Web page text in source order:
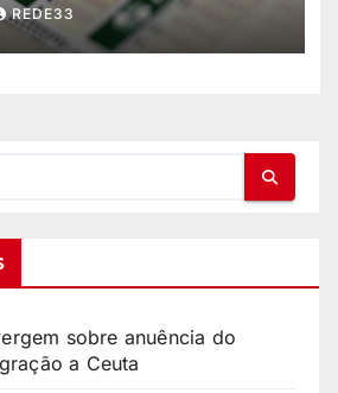
REDE33
sobre anuência do
a Ceuta